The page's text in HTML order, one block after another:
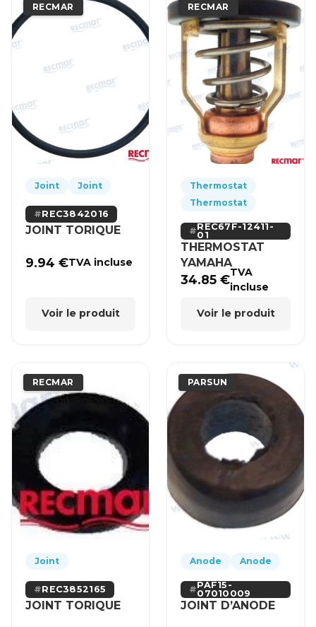
RECMAR
Joint Joint
REC3842016
JOINT TORIQUE
9.94€TVA incluse
Voir le produit
RECMAR
Thermostat
Thermostat
REC67F-12411-
01
THERMOSTAT
YAMAHA
34.85€TVA
incluse
Voir le produit
RECMAR
Joint
REC3852165
JOINT TORIQUE
PARSUN
Anode Anode
PAF15-
07010009
JOINT D’ANODE